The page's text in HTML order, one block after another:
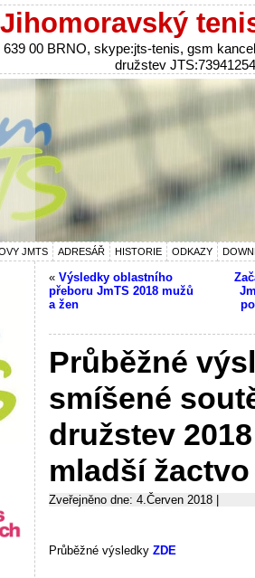
Jihomoravský
00 BRNO, skype:jts-tenis, gsm
družstev
JMTS ADRESÁŘ HISTORIE ODKAZY
« Výsledky oblastního
přeboru JmTS 2018 mužů
a žen
Průběžné
smíšené
družstev 2018
mladší žactvo
Zveřejněno dne: 4.Červen 2018 |
Průběžné výsledky ZDE